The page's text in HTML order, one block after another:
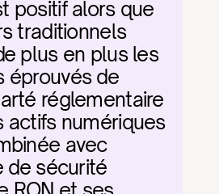
positif alors que
traditionnels
plus en plus les
éprouvés de
réglementaire
actifs numériques
avec
de sécurité